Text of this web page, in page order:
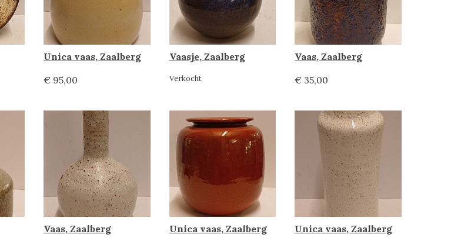
Unica vaas, Zaalberg
€ 95,00
Vaasje, Zaalberg
Verkocht
Vaas, Zaalberg
€ 35,00
Vaas, Zaalberg Unica vaas, Zaalberg
Unica vaas, Zaalberg